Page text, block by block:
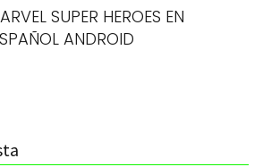
SUPER HEROES EN
ANDROID